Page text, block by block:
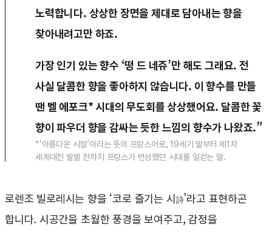
노력합니다. 상상한 장면을 제대로 담아내는 향을
찾아내려고만 하죠.
가장 인기 있는 향수 ‘떵 드 네쥬’만 해도 그래요. 전
사실 달콤한 향을 좋아하지 않습니다. 이 향수를 만들
땐 벨 에포크* 시대의 무도회를 상상했어요. 달콤한 꽃
향이 파우더 향을 감싸는 듯한 느낌의 향수가 나왔죠.”
*‘아름다운 시절’이라는 뜻의 프랑스어로, 19세기 말부터 제1차
세계대전 발발 전까지 프랑스가 번성했던 시대를 일컫는 말.
로렌조 빌로레시는 향을 ‘코로 즐기는 시 詩’라고 표현하곤
합니다. 시공간을 초월한 풍경을 보여주고, 감정을